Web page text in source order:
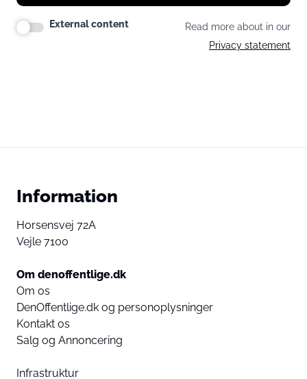
External content
Read more about in our
Privacy statement
Information
Horsensvej 72A
Vejle 7100
Om denoffentlige.dk
Om os
DenOffentlige.dk og personoplysninger
Kontakt os
Salg og Annoncering
Infrastruktur